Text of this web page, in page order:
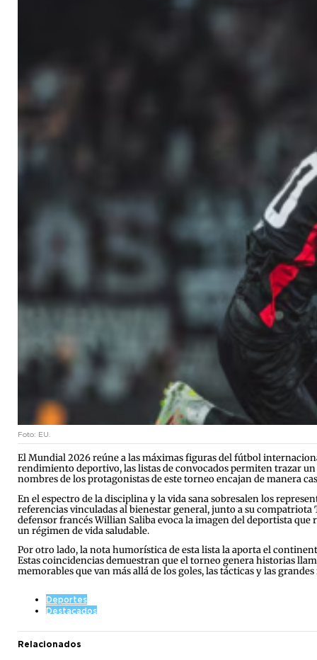
Foto: EU.
El Mundial 2026 reúne a las máximas figuras del fútbol
rendimiento deportivo, las listas de convocados permiten trazar
nombres de los protagonistas de este torneo encajan de manera
En el espectro de la disciplina y la vida sana sobresalen los
referencias vinculadas al bienestar general, junto a su
defensor francés Willian Saliba evoca la imagen del deportista
un régimen de vida saludable.
Por otro lado, la nota humorística de esta lista la aporta el
Estas coincidencias demuestran que el torneo genera historias
memorables que van más allá de los goles, las tácticas y las
Deportes
Destacados
Relacionados